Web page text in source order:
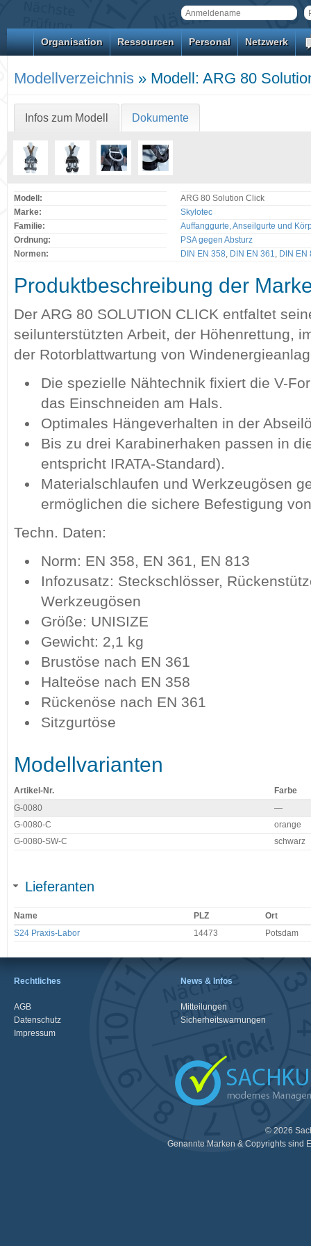
Organisation Ressourcen Personal Netzwerk
Modellverzeichnis » Modell: ARG 80
Infos zum Modell Dokumente
Modell:
ARG 80 Solution Click
Marke:
Skylotec
Familie:
Auffanggurte, Anseilgurte und
Ordnung:
PSA gegen Absturz
Normen:
DIN EN 358, DIN EN 361, DIN EN
Produktbeschreibung der
Der ARG 80 SOLUTION CLICK entfaltet
seilunterstützten Arbeit, der Höhenrettung,
der Rotorblattwartung von
Die spezielle Nähtechnik fixiert die V-
das Einschneiden am Hals.
Optimales Hängeverhalten in der
Bis zu drei Karabinerhaken passen in
entspricht IRATA-Standard).
Materialschlaufen und Werkzeugösen
ermöglichen die sichere Befestigung
Techn. Daten:
Norm: EN 358, EN 361, EN 813
Infozusatz: Steckschlösser,
Werkzeugösen
Größe: UNISIZE
Gewicht: 2,1 kg
Brustöse nach EN 361
Halteöse nach EN 358
Rückenöse nach EN 361
Sitzgurtöse
Modellvarianten
Artikel-Nr.
Farbe
G-0080
—
G-0080-C
orange
G-0080-SW-C
schwarz
Lieferanten
Name PLZ
Ort
S24 Praxis-Labor
14473 Potsdam
Rechtliches
AGB
Datenschutz
Impressum
News & Infos
Mitteilungen
Sicherheitswarnungen
© 2026
Genannte Marken & Copyrights sind